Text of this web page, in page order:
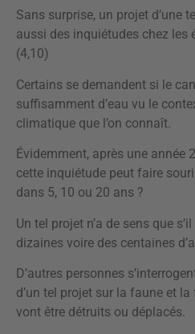
Sans surprise, un projet d’une
aussi des inquiétudes chez les
(4,10)
Certains se demandent si le
suffisamment d’eau vu le
climatique que l’on connaît.
Évidemment, après une année
cette inquiétude peut faire
dans 5, 10 ou 20 ans ?
Un tel projet n’a de sens que
dizaines voire des centaines
D’autres personnes
d’un tel projet sur la faune et
vont être détruits ou déplacés.